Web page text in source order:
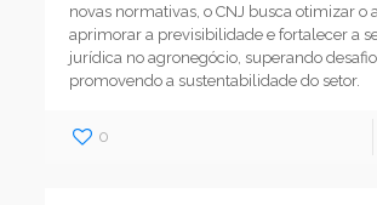
novas normativas, o CNJ busca otimizar o
aprimorar a previsibilidade e fortalecer a
jurídica no agronegócio, superando
promovendo a sustentabilidade do setor.
0